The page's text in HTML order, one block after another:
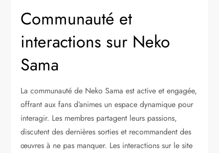
Communauté et
interactions sur Neko
Sama
La communauté de Neko Sama est active et engagée,
offrant aux fans d’animes un espace dynamique pour
interagir. Les membres partagent leurs passions,
discutent des dernières sorties et recommandent des
œuvres à ne pas manquer. Les interactions sur le site